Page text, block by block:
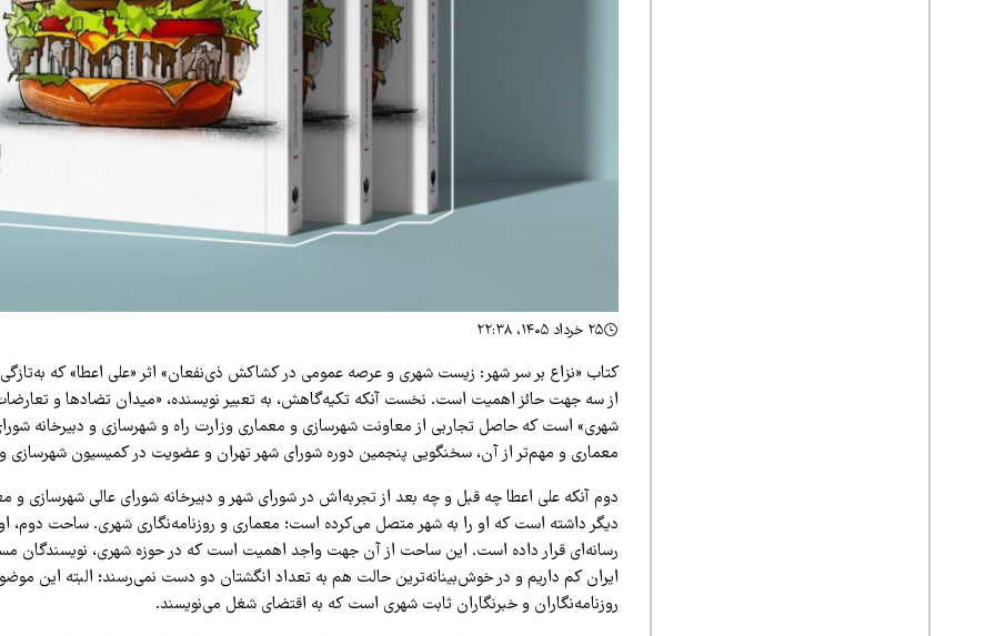
۲۵ خرداد ۱۴۰۵، ۲۲:۳۸
کتاب «نزاع بر سر شهر: زیست شهری و عرصه عمومی در کشاکش ذی‌نفعان» اثر «علی اعطا» که
از سه جهت حائز اهمیت است. نخست آنکه تکیه‌گاهش، به تعبیر نویسنده، «میدان تضادها و
شهری» است که حاصل تجاربی از معاونت شهرسازی و معماری وزارت راه و شهرسازی و دبیرخانه
معماری و مهم‌تر از آن، سخنگویی پنجمین دوره شورای شهر تهران و عضویت در کمیسیون
دوم آنکه علی اعطا چه قبل و چه بعد از تجربه‌اش در شورای شهر و دبیرخانه شورای عالی شهرسازی
دیگر داشته است که او را به شهر متصل می‌کرده است؛ معماری و روزنامه‌نگاری شهری. ساحت دوم، او
رسانه‌ای قرار داده است. این ساحت از آن جهت واجد اهمیت است که در حوزه شهری، نویسندگان
ایران کم داریم و در خوش‌بینانه‌ترین حالت هم به تعداد انگشتان دو دست نمی‌رسند؛ البته این
روزنامه‌نگاران و خبرنگاران ثابت شهری است که به اقتضای شغل می‌نویسند.